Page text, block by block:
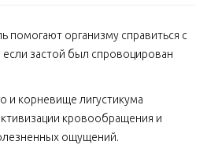
помогают организму справиться с
застой был спровоцирован
и корневище лигустикума
кровообращения и
ощущений.